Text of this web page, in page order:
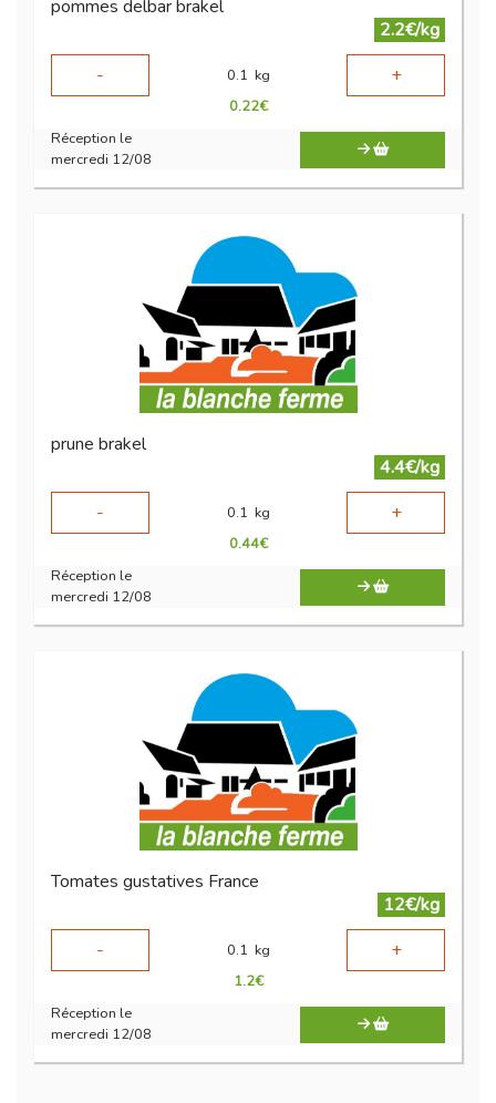
pommes delbar brakel
2.2€/kg
-
0.1 kg +
0.22€
Réception le
mercredi 12/08
prune brakel
4.4€/kg
-
0.1 kg +
0.44€
Réception le
mercredi 12/08
Tomates gustatives France
12€/kg
-
0.1 kg +
1.2€
Réception le
mercredi 12/08